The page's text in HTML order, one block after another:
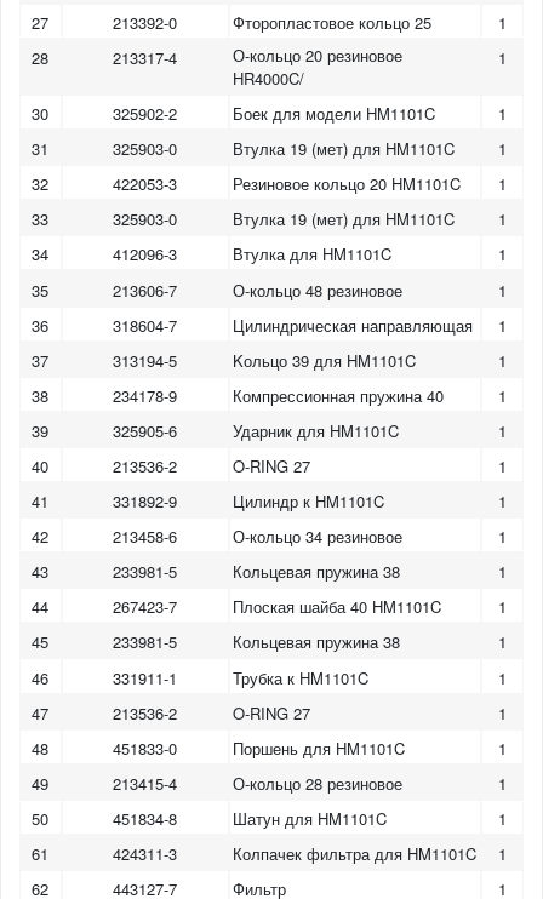
27
213392-0 Фторопластовое кольцо 25
1
28
213317-4
О-кольцо 20 резиновое
HR4000C/
1
30 325902-2 Боек для модели HM1101C
1
31
325903-0 Втулка 19 (мет) для HM1101C
1
32
422053-3 Резиновое кольцо 20 HM1101C
1
33
325903-0 Втулка 19 (мет) для HM1101C
1
34
412096-3 Втулка для HM1101C
1
35
213606-7 О-кольцо 48 резиновое
1
36
318604-7 Цилиндрическая направляющая
1
37
313194-5 Kольцо 39 для HM1101C
1
38
234178-9 Компрессионная пружина 40
1
39
325905-6 Ударник для HM1101C
1
40
213536-2 O-RING 27
1
41
331892-9 Цилиндр к HM1101C
1
42
213458-6 О-кольцо 34 резиновое
1
43
233981-5 Кольцевая пружина 38
1
44
267423-7 Плоская шайба 40 HM1101C
1
45
233981-5 Кольцевая пружина 38
1
46
331911-1 Трубка к HM1101C
1
47
213536-2 O-RING 27
1
48
451833-0 Поршень для HM1101C
1
49
213415-4 О-кольцо 28 резиновое
1
50
451834-8 Шатун для HM1101C
1
61
424311-3 Колпачек фильтра для HM1101C
1
62
443127-7 Фильтр 1